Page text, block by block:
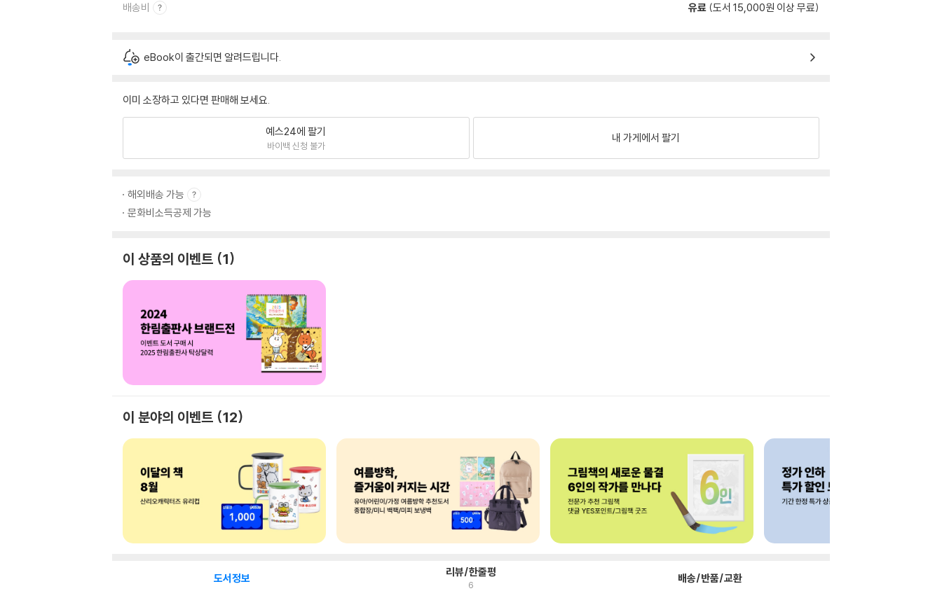
배송비 유료 (도서 15,000원 이상 무료)
eBook이 출간되면 알려드립니다.
이미 소장하고 있다면 판매해 보세요.
예스24에 팔기
바이백 신청 불가
내 가게에서 팔기
해외배송 가능
문화비소득공제 가능
이 상품의 이벤트 1
이 분야의 이벤트 12
도서정보 리뷰/한줄평
6 배송/반품/교환